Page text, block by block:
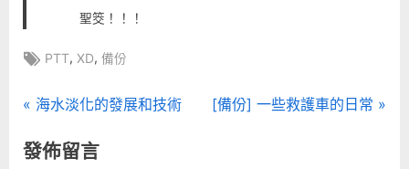
聖筊！！！
Tags:
PTT, XD,備份
文
章
P
e
海水淡化的發展和技術
N
[備份] 一些救護車的日常
發佈留言